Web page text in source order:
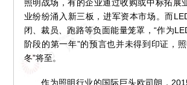
照明战场，有的企业通过收购或中标拓展
业纷纷涌入新三板，进军资本市场。而
闭、裁员、跑路等负面能量笼罩，“作为
阶段的第一年”的预言也并未得到印证，
冬”将至。
作为照明行业的国际巨头欧司朗，